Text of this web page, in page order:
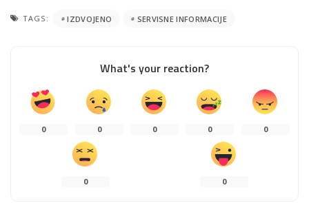
TAGS: IZDVOJENO SERVISNE INFORMACIJE
What's your reaction?
0 0 0 0 0
0 0